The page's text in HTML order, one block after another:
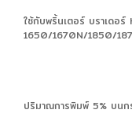
ใช้กับพริ้นเตอร์ บราเดอร์
1650/1670N/1850/
ปริมาณการพิมพ์ 5% บน